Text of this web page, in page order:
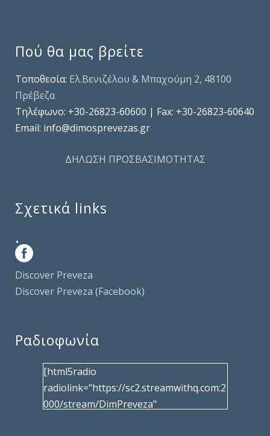
Πού θα μας βρείτε
Τοποθεσία: Ελ.Βενιζέλου & Μπαχούμη 2, 48100
Πρέβεζα
Τηλέφωνo: +30-26823-60600 | Fax: +30-26823-60640
Email: info@dimosprevezas.gr
ΔΗΛΩΣΗ ΠΡΟΣΒΑΣΙΜΟΤΗΤΑΣ
Σχετικά links
.
Discover Preveza
Discover Preveza (Facebook)
Ραδιοφωνία
[html5radio
radiolink="https://sc2.streamwithq.com:2
000/stream/DimPreveza"